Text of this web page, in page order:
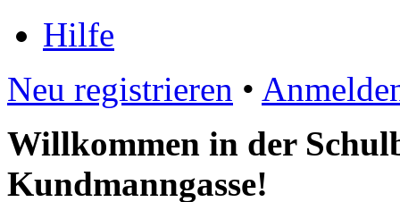
Hilfe
Neu registrieren •
Willkommen in der
Kundmanngasse!